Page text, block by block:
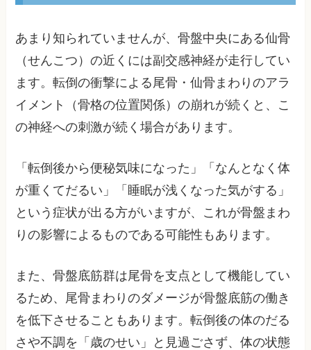
あまり知られていませんが、骨盤中央にある仙骨
（せんこつ）の近くには副交感神経が走行してい
ます。転倒の衝撃による尾骨・仙骨まわりのアラ
イメント（骨格の位置関係）の崩れが続くと、こ
の神経への刺激が続く場合があります。
「転倒後から便秘気味になった」「なんとなく体
が重くてだるい」「睡眠が浅くなった気がする」
という症状が出る方がいますが、これが骨盤まわ
りの影響によるものである可能性もあります。
また、骨盤底筋群は尾骨を支点として機能してい
るため、尾骨まわりのダメージが骨盤底筋の働き
を低下させることもあります。転倒後の体のだる
さや不調を「歳のせい」と見過ごさず、体の状態